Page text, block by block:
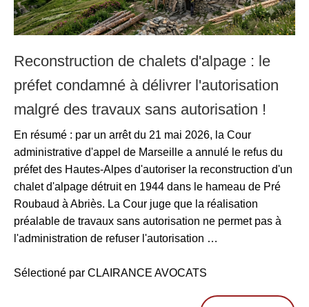
Reconstruction de chalets d'alpage : le
préfet condamné à délivrer l'autorisation
malgré des travaux sans autorisation !
En résumé : par un arrêt du 21 mai 2026, la Cour
administrative d'appel de Marseille a annulé le refus du
préfet des Hautes-Alpes d'autoriser la reconstruction d'un
chalet d'alpage détruit en 1944 dans le hameau de Pré
Roubaud à Abriès. La Cour juge que la réalisation
préalable de travaux sans autorisation ne permet pas à
l'administration de refuser l'autorisation …
Sélectioné par CLAIRANCE AVOCATS